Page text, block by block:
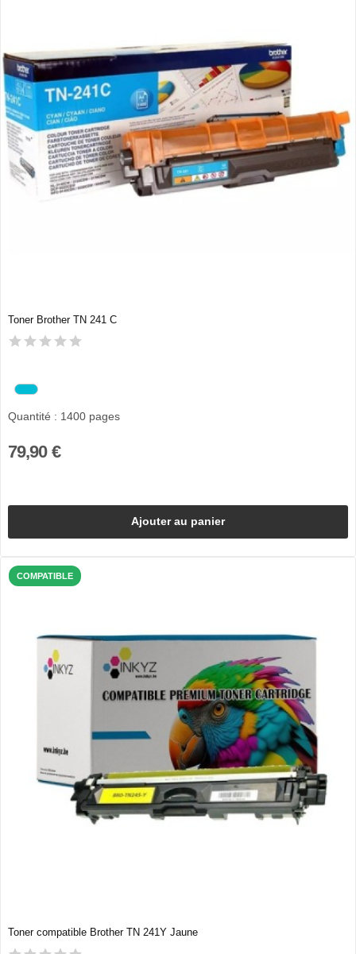
Toner Brother TN 241 C
Quantité : 1400 pages
79,90 €
Ajouter au panier
COMPATIBLE
Toner compatible Brother TN 241Y Jaune